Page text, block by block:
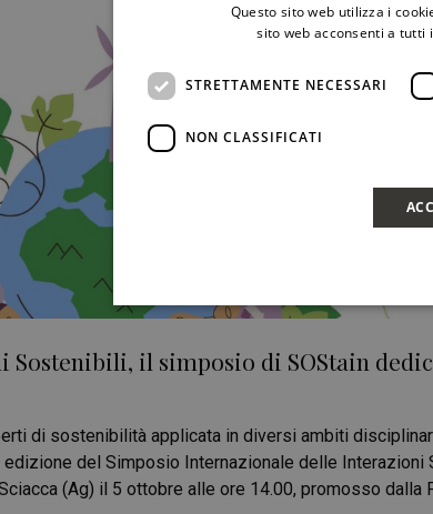
Sostenibili, il simposio di SOStain
di sostenibilità applicata in diversi ambiti
del Simposio Internazionale delle Interazioni
(Ag) il 5 ottobre alle ore 14.00, promosso dalla
Questo sito web utilizza i
sito web acconsenti a tutti
STRETTAMENTE NECESSARI
NON CLASSIFICATI